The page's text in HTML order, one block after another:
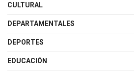
CULTURAL
DEPARTAMENTALES
DEPORTES
EDUCACIÓN